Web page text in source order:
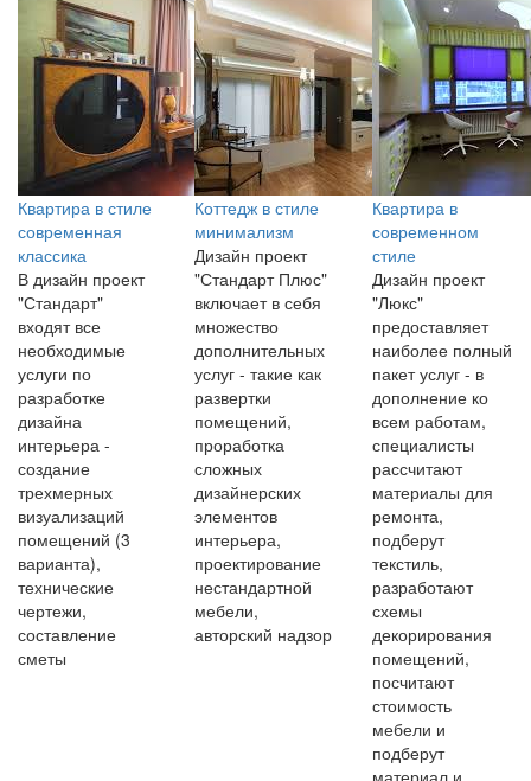
Квартира в стиле
современная
классика
В дизайн проект
"Стандарт"
входят все
необходимые
услуги по
разработке
дизайна
интерьера -
создание
трехмерных
визуализаций
помещений (3
варианта),
технические
чертежи,
составление
сметы
Коттедж в стиле
минимализм
Дизайн проект
"Стандарт Плюс"
включает в себя
множество
дополнительных
услуг - такие как
развертки
помещений,
проработка
сложных
дизайнерских
элементов
интерьера,
проектирование
нестандартной
мебели,
авторский надзор
Квартира в
современном
стиле
Дизайн проект
"Люкс"
предоставляет
наиболее полный
пакет услуг - в
дополнение ко
всем работам,
специалисты
рассчитают
материалы для
ремонта,
подберут
текстиль,
разработают
схемы
декорирования
помещений,
посчитают
стоимость
мебели и
подберут
материал и